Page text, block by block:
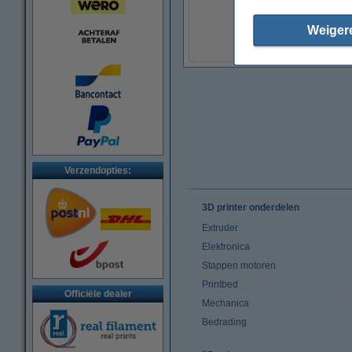
Verzendopties:
Officiële dealer
€ 9,50
3D printer onderdelen
Extruder
Elektronica
Stappen motoren
Printbed
Mechanica
Bedrading